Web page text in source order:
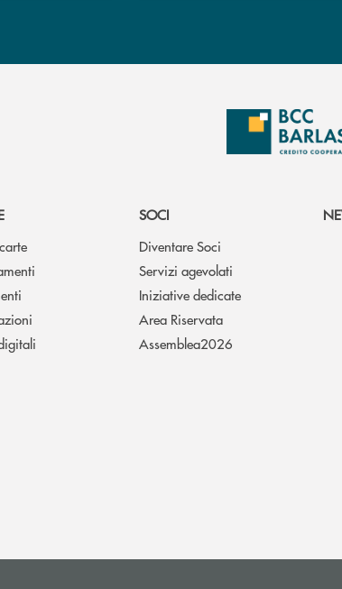
SOCI
Diventare Soci
Servizi agevolati
Iniziative dedicate
Area Riservata
Assemblea2026